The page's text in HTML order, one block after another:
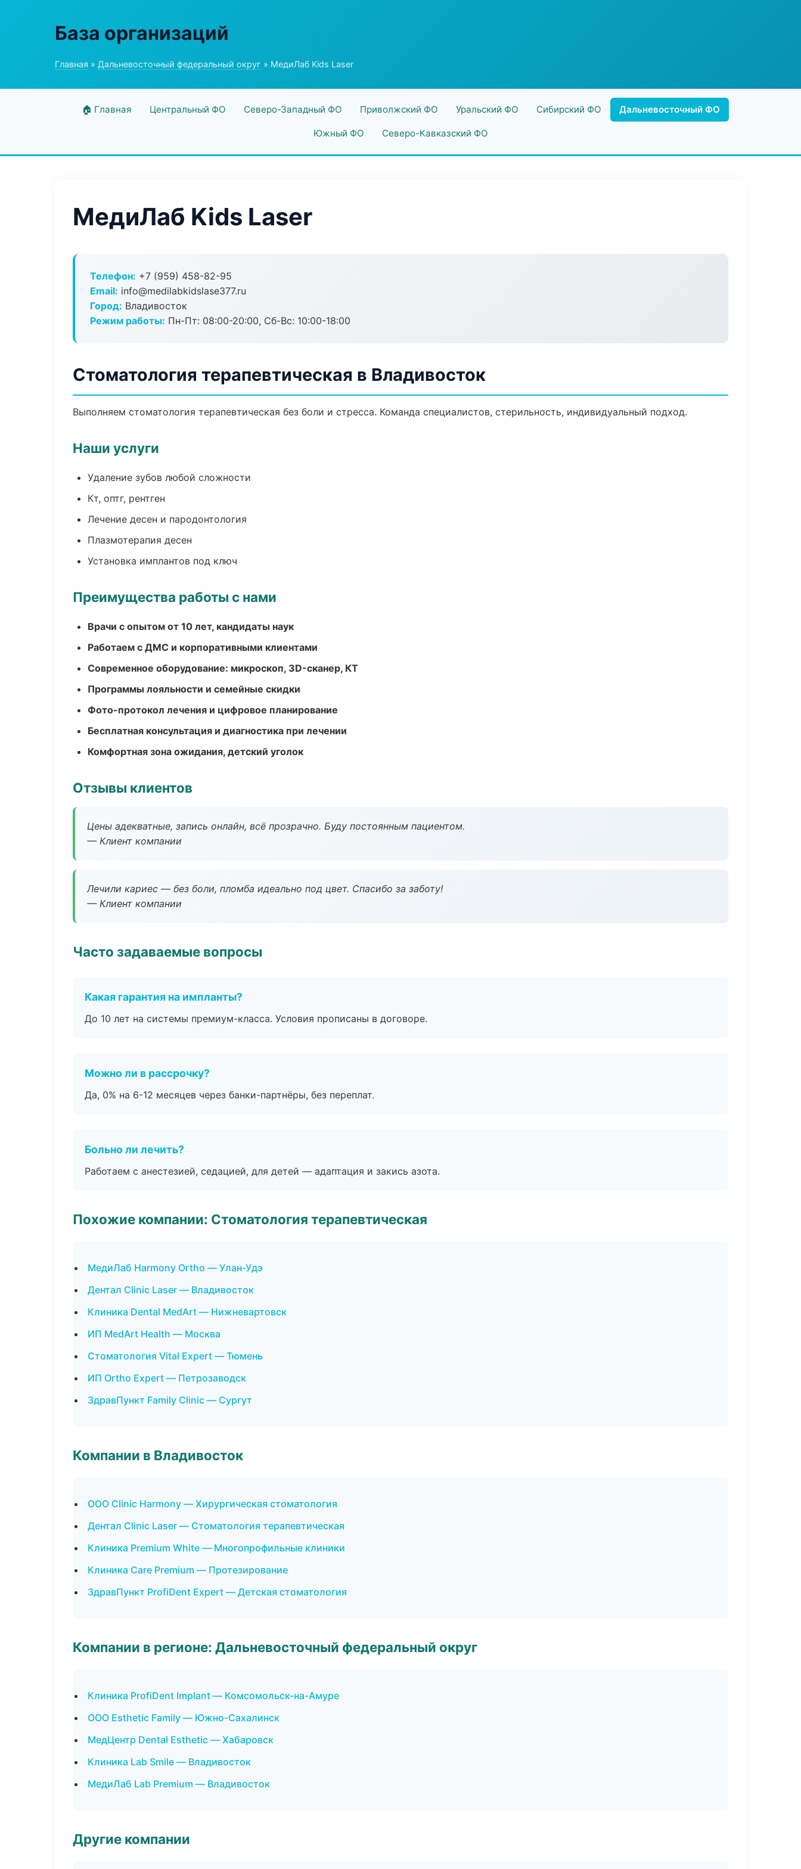
База организаций
Главная » Дальневосточный федеральный округ » МедиЛаб Kids Laser
🏠 Главная Центральный ФО Северо-Западный ФО Приволжский ФО Уральский ФО Сибирский ФО Дальневосточный ФО
Южный ФО Северо-Кавказский ФО
МедиЛаб Kids Laser
Телефон: +7 (959) 458-82-95
Email: info@medilabkidslase377.ru
Город: Владивосток
Режим работы: Пн-Пт: 08:00-20:00, Сб-Вс: 10:00-18:00
Стоматология терапевтическая в Владивосток
Выполняем стоматология терапевтическая без боли и стресса. Команда специалистов, стерильность, индивидуальный подход.
Наши услуги
Удаление зубов любой сложности
Кт, оптг, рентген
Лечение десен и пародонтология
Плазмотерапия десен
Установка имплантов под ключ
Преимущества работы с нами
Врачи с опытом от 10 лет, кандидаты наук
Работаем с ДМС и корпоративными клиентами
Современное оборудование: микроскоп, 3D-сканер, КТ
Программы лояльности и семейные скидки
Фото-протокол лечения и цифровое планирование
Бесплатная консультация и диагностика при лечении
Комфортная зона ожидания, детский уголок
Отзывы клиентов
Цены адекватные, запись онлайн, всё прозрачно. Буду постоянным пациентом.
— Клиент компании
Лечили кариес — без боли, пломба идеально под цвет. Спасибо за заботу!
— Клиент компании
Часто задаваемые вопросы
Какая гарантия на импланты?
До 10 лет на системы премиум-класса. Условия прописаны в договоре.
Можно ли в рассрочку?
Да, 0% на 6-12 месяцев через банки-партнёры, без переплат.
Больно ли лечить?
Работаем с анестезией, седацией, для детей — адаптация и закись азота.
Похожие компании: Стоматология терапевтическая
МедиЛаб Harmony Ortho — Улан-Удэ
Дентал Clinic Laser — Владивосток
Клиника Dental MedArt — Нижневартовск
ИП MedArt Health — Москва
Стоматология Vital Expert — Тюмень
ИП Ortho Expert — Петрозаводск
ЗдравПункт Family Clinic — Сургут
Компании в Владивосток
ООО Clinic Harmony — Хирургическая стоматология
Дентал Clinic Laser — Стоматология терапевтическая
Клиника Premium White — Многопрофильные клиники
Клиника Care Premium — Протезирование
ЗдравПункт ProfiDent Expert — Детская стоматология
Компании в регионе: Дальневосточный федеральный округ
Клиника ProfiDent Implant — Комсомольск-на-Амуре
ООО Esthetic Family — Южно-Сахалинск
МедЦентр Dental Esthetic — Хабаровск
Клиника Lab Smile — Владивосток
МедиЛаб Lab Premium — Владивосток
Другие компании